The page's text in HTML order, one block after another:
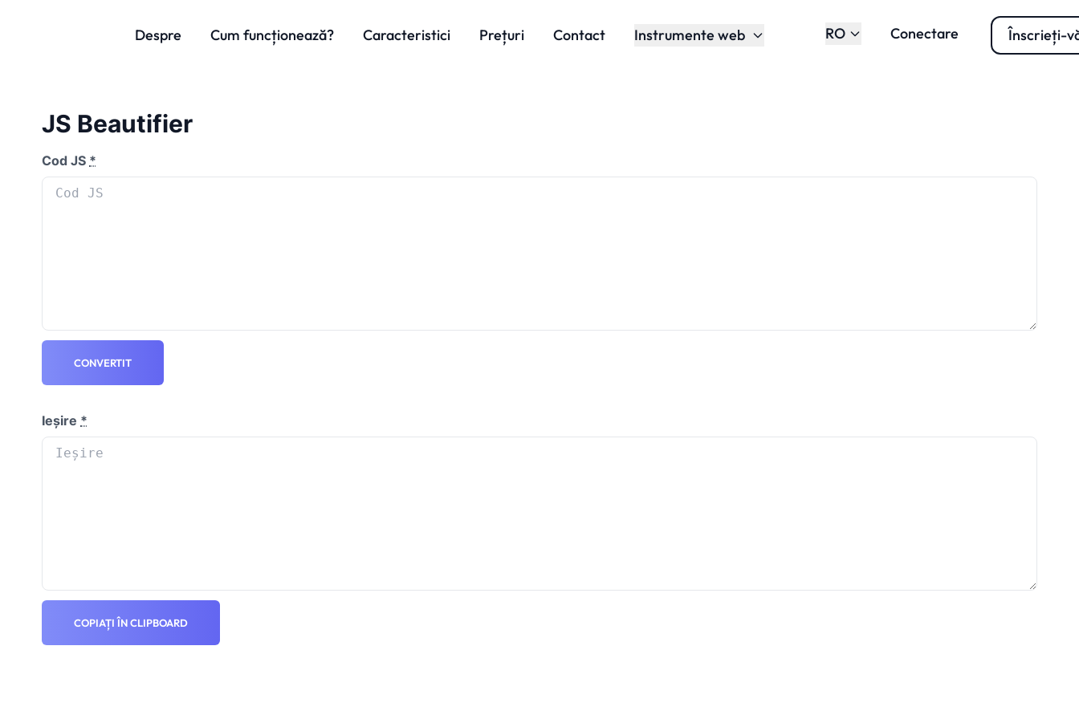
Despre Cum funcționează? Caracteristici Prețuri Contact Instrumente web RO Conectare Înscrieți-
JS Beautifier
Cod JS *
CONVERTIT
Ieșire *
COPIAȚI ÎN CLIPBOARD